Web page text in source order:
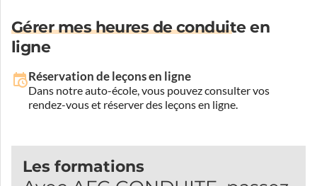
Gérer mes heures de conduite en
ligne
Réservation de leçons en ligne
Dans notre auto-école, vous pouvez consulter vos
rendez-vous et réserver des leçons en ligne.
Les formations